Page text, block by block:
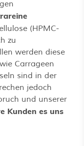
(HPMC-
zu
werden diese
Carrageen
sind in der
jedoch
und unserer
Kunden es uns